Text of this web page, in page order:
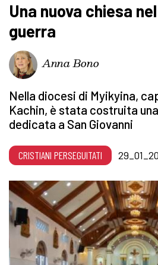
Una nuova chiesa
guerra
Anna Bono
Nella diocesi di Myikyina,
Kachin, è stata costruita
dedicata a San Giovanni
CRISTIANI PERSEGUITATI